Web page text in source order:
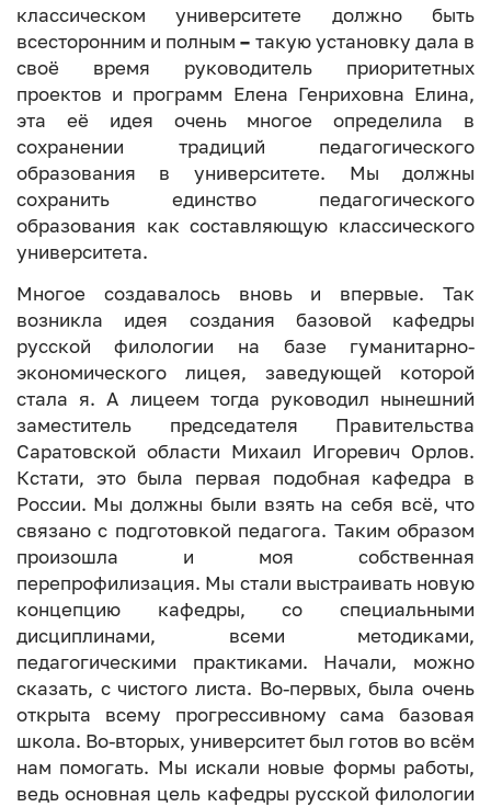
классическом университете должно быть
всесторонним и полным – такую установку дала в
своё время руководитель приоритетных
проектов и программ Елена Генриховна Елина,
эта её идея очень многое определила в
сохранении традиций педагогического
образования в университете. Мы должны
сохранить единство педагогического
образования как составляющую классического
университета.
Многое создавалось вновь и впервые. Так
возникла идея создания базовой кафедры
русской филологии на базе гуманитарно-
экономического лицея, заведующей которой
стала я. А лицеем тогда руководил нынешний
заместитель председателя Правительства
Саратовской области Михаил Игоревич Орлов.
Кстати, это была первая подобная кафедра в
России. Мы должны были взять на себя всё, что
связано с подготовкой педагога. Таким образом
произошла и моя собственная
перепрофилизация. Мы стали выстраивать новую
концепцию кафедры, со специальными
дисциплинами, всеми методиками,
педагогическими практиками. Начали, можно
сказать, с чистого листа. Во-первых, была очень
открыта всему прогрессивному сама базовая
школа. Во-вторых, университет был готов во всём
нам помогать. Мы искали новые формы работы,
ведь основная цель кафедры русской филологии